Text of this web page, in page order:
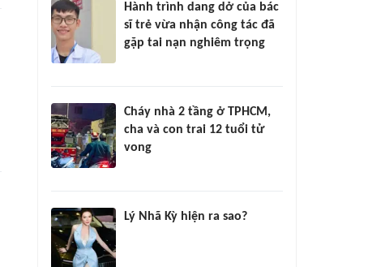
Hành trình dang dở của bác
sĩ trẻ vừa nhận công tác đã
gặp tai nạn nghiêm trọng
Cháy nhà 2 tầng ở TPHCM,
cha và con trai 12 tuổi tử
vong
Lý Nhã Kỳ hiện ra sao?